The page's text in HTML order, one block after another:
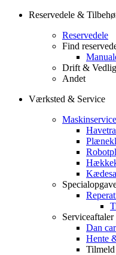
Reservedele &
Reservedele
Find
Drift &
Andet
Værksted & Service
Maskinservice
Serviceaftaler
Dan
Hente